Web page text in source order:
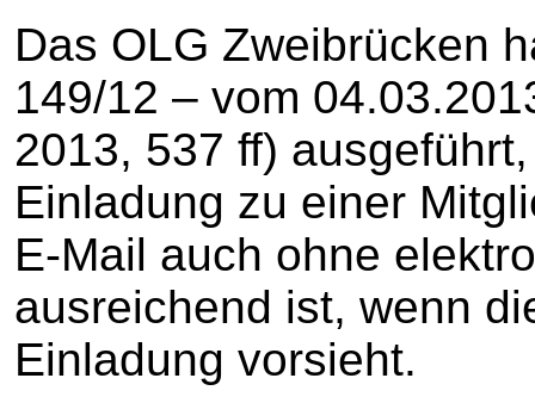
Das OLG Zweibrücken
149/12 – vom
2013, 537 ff)
Einladung zu einer
E-Mail auch ohne
ausreichend ist, wenn
Einladung vorsieht.